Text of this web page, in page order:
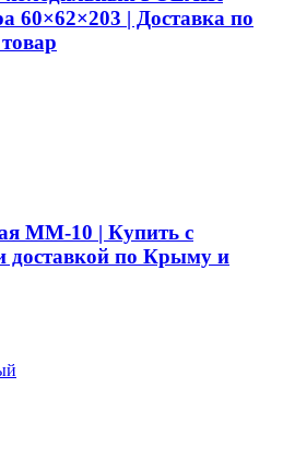
60×62×203 | Доставка по
ММ-10 | Купить с
доставкой по Крыму и